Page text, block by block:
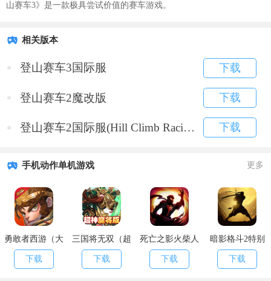
山赛车3》是一款极具尝试价值的赛车游戏。
相关版本
登山赛车3国际服 下载
登山赛车2魔改版 下载
登山赛车2国际服(Hill Climb Racing 2) 下载
手机动作单机游戏 更多
勇敢者西游（大
乱斗）
下载
三国将无双（超
神魔将版）
下载
死亡之影火柴人
格斗
下载
暗影格斗2特别
版
下载